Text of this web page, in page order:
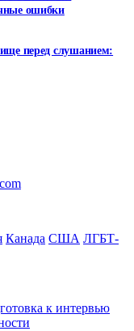
ошибки
перед слушанием:
Канада США ЛГБТ-
к интервью